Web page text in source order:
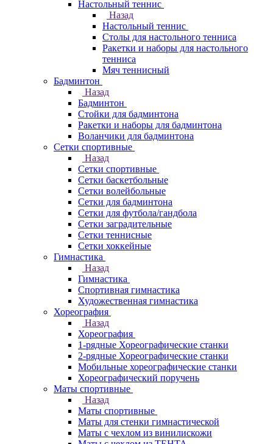
Настольный теннис
Назад
Настольный теннис
Столы для настольного тенниса
Ракетки и наборы для настольного
тенниса
Мяч теннисный
Бадминтон
Назад
Бадминтон
Стойки для бадминтона
Ракетки и наборы для бадминтона
Воланчики для бадминтона
Сетки спортивные
Назад
Сетки спортивные
Сетки баскетбольные
Сетки волейбольные
Сетки для бадминтона
Сетки для футбола/гандбола
Сетки заградительные
Сетки теннисные
Сетки хоккейные
Гимнастика
Назад
Гимнастика
Спортивная гимнастика
Художественная гимнастика
Хореография
Назад
Хореография
1-рядные Хореографические станки
2-рядные Хореографические станки
Мобильные хореографические станки
Хореографический поручень
Маты спортивные
Назад
Маты спортивные
Маты для стенки гимнастической
Маты с чехлом из винилискожи